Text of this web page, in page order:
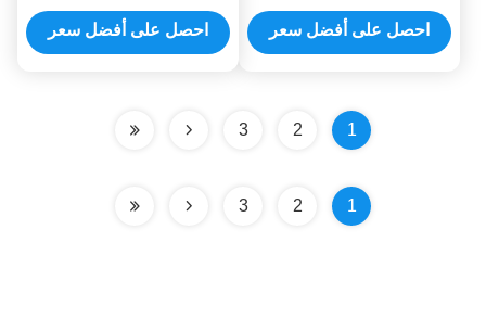
للتغليف، حلول الحواجز للأفلام
والورق والرقائق المعدنية
احصل على أفضل سعر
للمجوهرات نوع المنتج
احصل على أفضل سعر
1
2
3
1
2
3